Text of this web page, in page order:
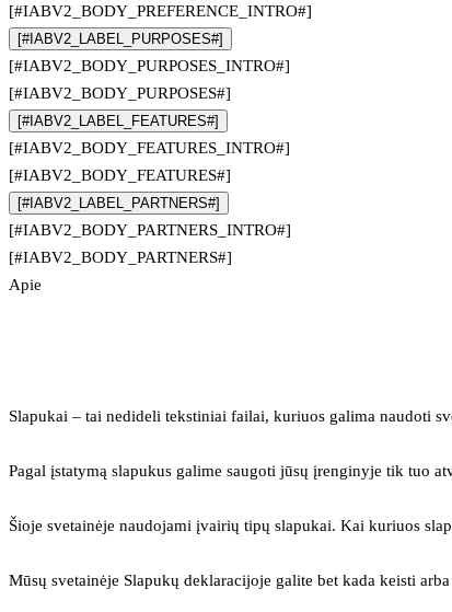
[#IABV2_BODY_PREFERENCE_INTRO#]
[#IABV2_LABEL_PURPOSES#]
[#IABV2_BODY_PURPOSES_INTRO#]
[#IABV2_BODY_PURPOSES#]
[#IABV2_LABEL_FEATURES#]
[#IABV2_BODY_FEATURES_INTRO#]
[#IABV2_BODY_FEATURES#]
[#IABV2_LABEL_PARTNERS#]
[#IABV2_BODY_PARTNERS_INTRO#]
[#IABV2_BODY_PARTNERS#]
Apie
Slapukai – tai nedideli tekstiniai failai, kuriuos galima naudoti
Pagal įstatymą slapukus galime saugoti jūsų įrenginyje tik tuo
Šioje svetainėje naudojami įvairių tipų slapukai. Kai kuriuos
Mūsų svetainėje Slapukų deklaracijoje galite bet kada keisti